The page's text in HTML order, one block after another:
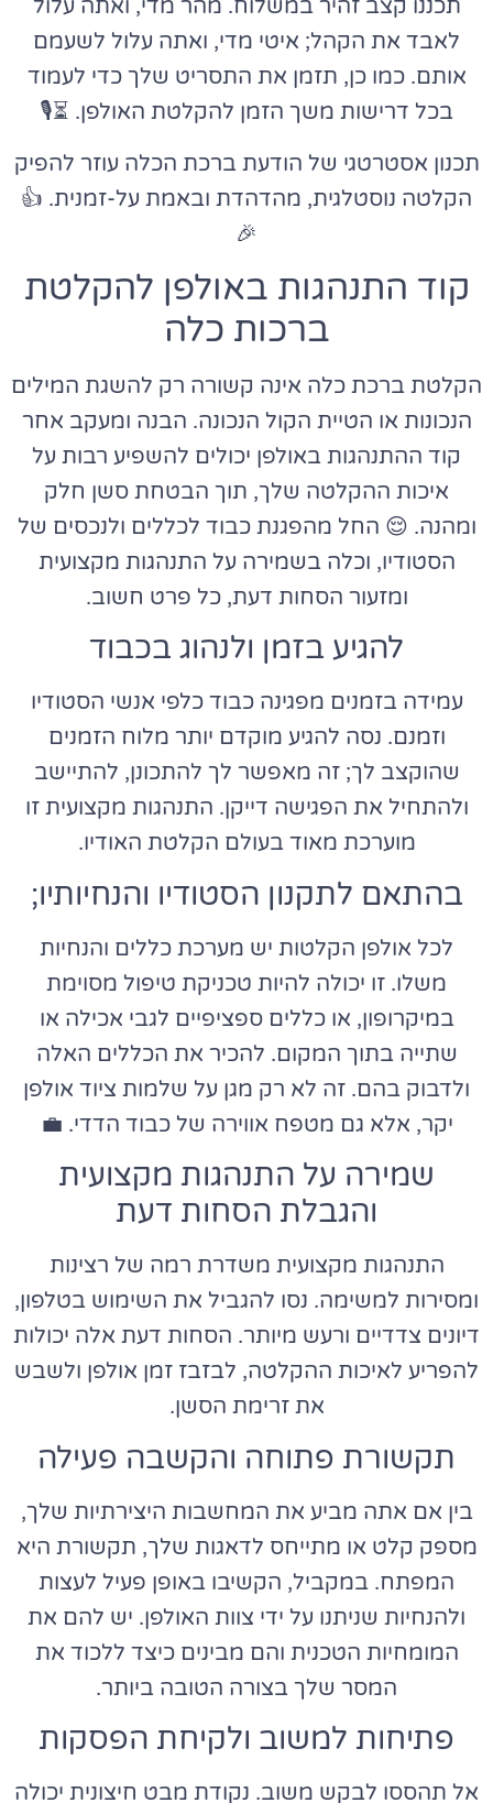
תכננו קצב זהיר במשלוח. מהר מדי, ואתה עלול
לאבד את הקהל; איטי מדי, ואתה עלול לשעמם
אותם. כמו כן, תזמן את התסריט שלך כדי לעמוד
בכל דרישות משך הזמן להקלטת האולפן. ⏳🎙️
תכנון אסטרטגי של הודעת ברכת הכלה עוזר להפיק
הקלטה נוסטלגית, מהדהדת ובאמת על-זמנית. 👍
🎉
קוד התנהגות באולפן להקלטת
ברכות כלה
הקלטת ברכת כלה אינה קשורה רק להשגת המילים
הנכונות או הטיית הקול הנכונה. הבנה ומעקב אחר
קוד ההתנהגות באולפן יכולים להשפיע רבות על
איכות ההקלטה שלך, תוך הבטחת סשן חלק
ומהנה. 😌 החל מהפגנת כבוד לכללים ולנכסים של
הסטודיו, וכלה בשמירה על התנהגות מקצועית
ומזעור הסחות דעת, כל פרט חשוב.
להגיע בזמן ולנהוג בכבוד
עמידה בזמנים מפגינה כבוד כלפי אנשי הסטודיו
וזמנם. נסה להגיע מוקדם יותר מלוח הזמנים
שהוקצב לך; זה מאפשר לך להתכונן, להתיישב
ולהתחיל את הפגישה דייקן. התנהגות מקצועית זו
מוערכת מאוד בעולם הקלטת האודיו.
בהתאם לתקנון הסטודיו והנחיותיו;
לכל אולפן הקלטות יש מערכת כללים והנחיות
משלו. זו יכולה להיות טכניקת טיפול מסוימת
במיקרופון, או כללים ספציפיים לגבי אכילה או
שתייה בתוך המקום. להכיר את הכללים האלה
ולדבוק בהם. זה לא רק מגן על שלמות ציוד אולפן
יקר, אלא גם מטפח אווירה של כבוד הדדי. 💼
שמירה על התנהגות מקצועית
והגבלת הסחות דעת
התנהגות מקצועית משדרת רמה של רצינות
ומסירות למשימה. נסו להגביל את השימוש בטלפון,
דיונים צדדיים ורעש מיותר. הסחות דעת אלה יכולות
להפריע לאיכות ההקלטה, לבזבז זמן אולפן ולשבש
את זרימת הסשן.
תקשורת פתוחה והקשבה פעילה
בין אם אתה מביע את המחשבות היצירתיות שלך,
מספק קלט או מתייחס לדאגות שלך, תקשורת היא
המפתח. במקביל, הקשיבו באופן פעיל לעצות
ולהנחיות שניתנו על ידי צוות האולפן. יש להם את
המומחיות הטכנית והם מבינים כיצד ללכוד את
המסר שלך בצורה הטובה ביותר.
פתיחות למשוב ולקיחת הפסקות
אל תהססו לבקש משוב. נקודת מבט חיצונית יכולה